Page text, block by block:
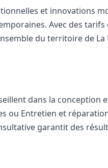
et innovations
Avec des tarifs
du territoire de La
dans la
ou Entretien et
garantit des